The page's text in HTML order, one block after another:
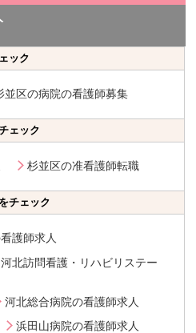
ック
並区の病院の看護師募集
ェック
杉並区の准看護師転職
チェック
護師求人
北訪問看護・リハビリステー
河北総合病院の看護師求人
浜田山病院の看護師求人